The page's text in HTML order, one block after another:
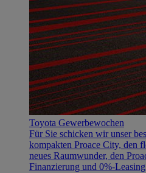
Toyota Gewerbewochen
Für Sie schicken wir unser
kompakten Proace City, den
neues Raumwunder, den
Finanzierung und 0%-